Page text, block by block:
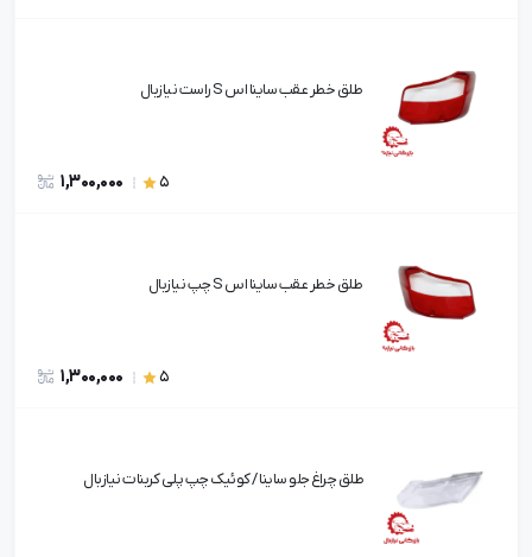
طلق خطر عقب ساينا اس S راست نيازبال
5
1,300,000
طلق خطر عقب ساينا اس S چپ نيازبال
5
1,300,000
طلق چراغ جلو ساینا / کوئیک چپ پلی کربنات نیازبال